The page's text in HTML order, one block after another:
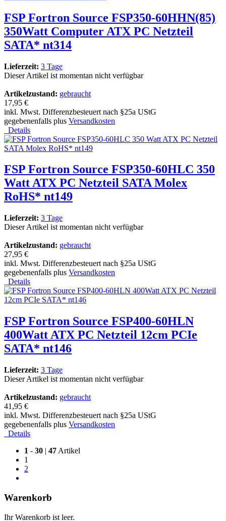
FSP Fortron Source FSP350-60HHN(85)
350Watt Computer ATX PC Netzteil
SATA* nt314
Lieferzeit: 3 Tage
Dieser Artikel ist momentan nicht verfügbar
Artikelzustand: gebraucht
17,95 €
inkl. Mwst. Differenzbesteuert nach §25a UStG
gegebenenfalls plus Versandkosten
Details
FSP Fortron Source FSP350-60HLC 350
Watt ATX PC Netzteil SATA Molex
RoHS* nt149
Lieferzeit: 3 Tage
Dieser Artikel ist momentan nicht verfügbar
Artikelzustand: gebraucht
27,95 €
inkl. Mwst. Differenzbesteuert nach §25a UStG
gegebenenfalls plus Versandkosten
Details
FSP Fortron Source FSP400-60HLN
400Watt ATX PC Netzteil 12cm PCIe
SATA* nt146
Lieferzeit: 3 Tage
Dieser Artikel ist momentan nicht verfügbar
Artikelzustand: gebraucht
41,95 €
inkl. Mwst. Differenzbesteuert nach §25a UStG
gegebenenfalls plus Versandkosten
Details
1 - 30 | 47 Artikel
1
2
Warenkorb
Ihr Warenkorb ist leer.